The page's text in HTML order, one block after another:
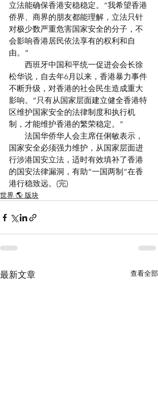
立法能确保香港安稳稳定。“我希望香港
侨界、商界的朋友都能理解，立法只针
对极少数严重危害国家安全的分子，不
会影响香港居民依法享有的权利和自
由。”
西班牙中国和平统一促进会会长徐
松华说，自去年6月以来，香港暴力事件
不断升级，对香港的社会民生造成重大
影响。“只有从国家层面建立健全香港特
区维护国家安全的法律制度和执行机
制，才能维护香港的繁荣稳定。”
法国华侨华人会主席任俐敏表示，
国家安全必须强力维护，从国家层面进
行涉港国安立法，适时有效填补了香港
的国安法律漏洞，有助“一国两制”在香
港行稳致远。(完)
世界 🌎 版块
最新文章 查看全部